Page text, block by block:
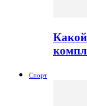
Спорт